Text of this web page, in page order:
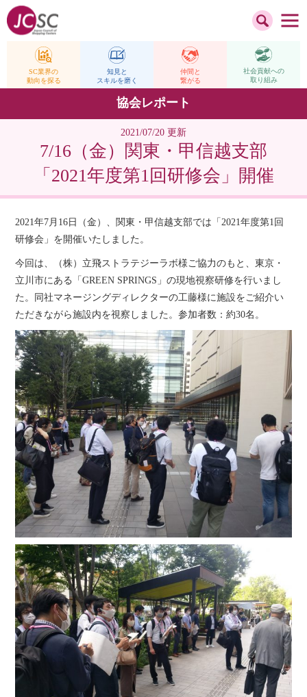
SC業界の
動向を探る
知見と
スキルを磨く
仲間と
繋がる
社会貢献への
取り組み
協会レポート
2021/07/20 更新
7/16（金）関東・甲信越支部
「2021年度第1回研修会」開催
2021年7月16日（金）、関東・甲信越支部では「2021年度第1回
研修会」を開催いたしました。
今回は、（株）立飛ストラテジーラボ様ご協力のもと、東京・
立川市にある「GREEN SPRINGS」の現地視察研修を行いまし
た。同社マネージングディレクターの工藤様に施設をご紹介い
ただきながら施設内を視察しました。参加者数：約30名。